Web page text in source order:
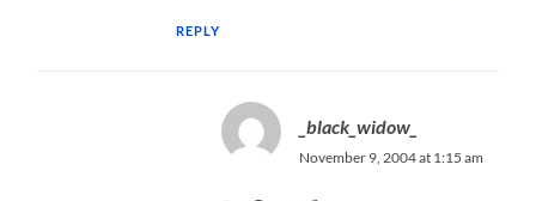
REPLY
_black_widow_
November 9, 2004 at 1:15 am